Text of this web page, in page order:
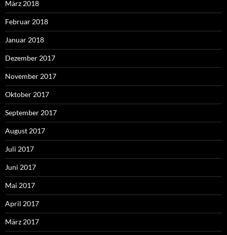
März 2018
Februar 2018
Januar 2018
Dezember 2017
November 2017
Oktober 2017
September 2017
August 2017
Juli 2017
Juni 2017
Mai 2017
April 2017
März 2017